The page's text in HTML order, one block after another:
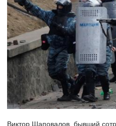
Виктор Шаповалов, бывший